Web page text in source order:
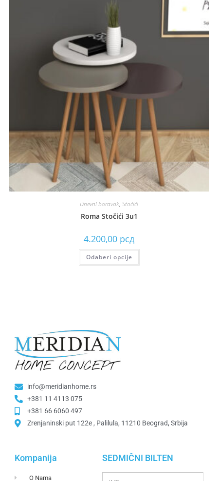
Dnevni boravak, Stočići
Roma Stočići 3u1
4.200,00 рсд
Odaberi opcije
info@meridianhome.rs
+381 11 4113 075
+381 66 6060 497
Zrenjaninski put 122e , Palilula, 11210 Beograd, Srbija
Kompanija
O Nama
SEDMIČNI BILTEN